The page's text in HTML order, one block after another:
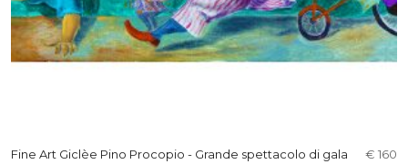
Fine Art Giclèe Pino Procopio - Grande spettacolo di gala € 160